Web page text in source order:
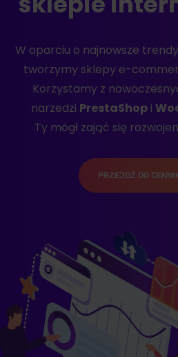
W oparciu o najnowsze
tworzymy sklepy e-
Korzystamy z
narzedzi PrestaShopi
Ty mógł zająć się
PRZEJDŹ DO